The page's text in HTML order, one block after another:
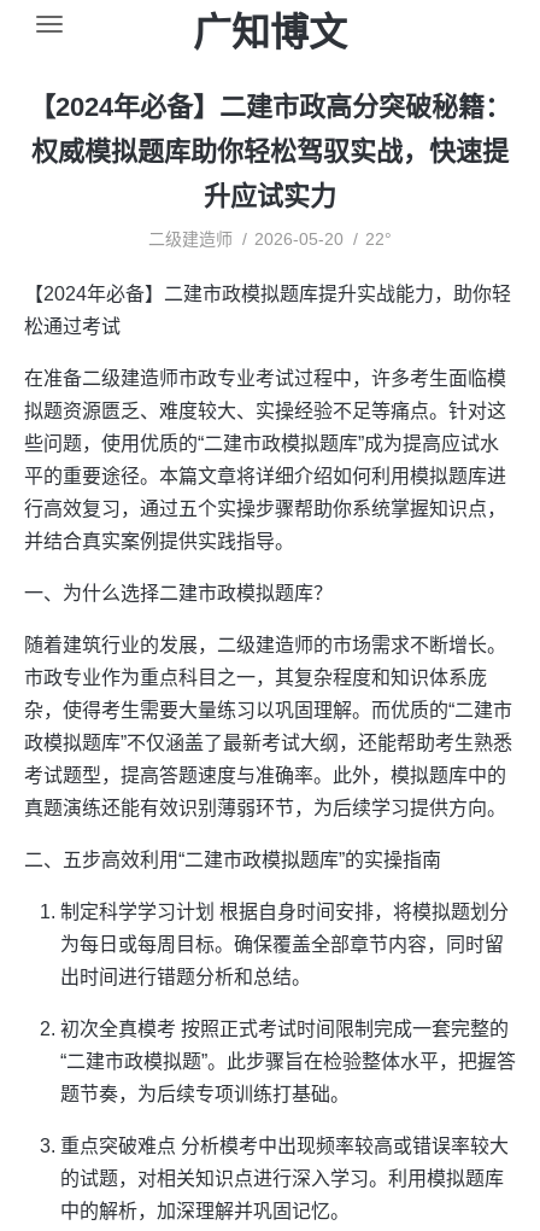
广知博文
【2024年必备】二建市政高分突破秘籍：
权威模拟题库助你轻松驾驭实战，快速提
升应试实力
二级建造师 2026-05-20 22°
【2024年必备】二建市政模拟题库提升实战能力，助你轻
松通过考试
在准备二级建造师市政专业考试过程中，许多考生面临模
拟题资源匮乏、难度较大、实操经验不足等痛点。针对这
些问题，使用优质的“二建市政模拟题库”成为提高应试水
平的重要途径。本篇文章将详细介绍如何利用模拟题库进
行高效复习，通过五个实操步骤帮助你系统掌握知识点，
并结合真实案例提供实践指导。
一、为什么选择二建市政模拟题库？
随着建筑行业的发展，二级建造师的市场需求不断增长。
市政专业作为重点科目之一，其复杂程度和知识体系庞
杂，使得考生需要大量练习以巩固理解。而优质的“二建市
政模拟题库”不仅涵盖了最新考试大纲，还能帮助考生熟悉
考试题型，提高答题速度与准确率。此外，模拟题库中的
真题演练还能有效识别薄弱环节，为后续学习提供方向。
二、五步高效利用“二建市政模拟题库”的实操指南
制定科学学习计划 根据自身时间安排，将模拟题划分
为每日或每周目标。确保覆盖全部章节内容，同时留
出时间进行错题分析和总结。
初次全真模考 按照正式考试时间限制完成一套完整的
“二建市政模拟题”。此步骤旨在检验整体水平，把握答
题节奏，为后续专项训练打基础。
重点突破难点 分析模考中出现频率较高或错误率较大
的试题，对相关知识点进行深入学习。利用模拟题库
中的解析，加深理解并巩固记忆。